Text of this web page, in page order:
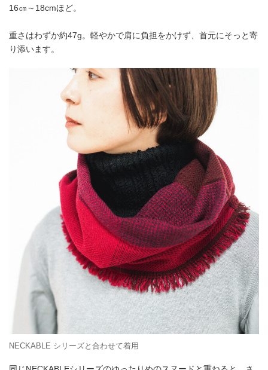
16㎝～18cmほど。
重さはわずか約47g。軽やかで肩に負担をかけず、首元にそっと寄
り添います。
NECKABLE シリーズと合わせて着用